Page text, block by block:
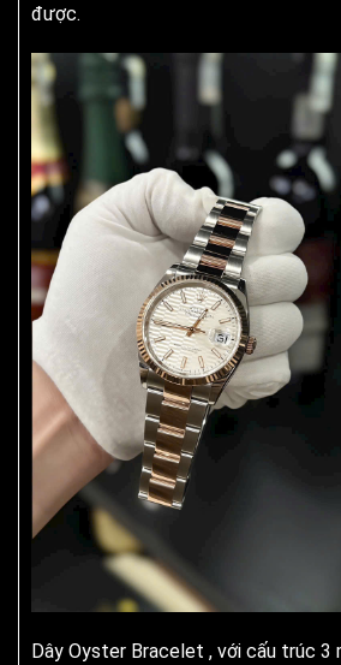
được.
Dây Oyster Bracelet , với cấu trúc 3